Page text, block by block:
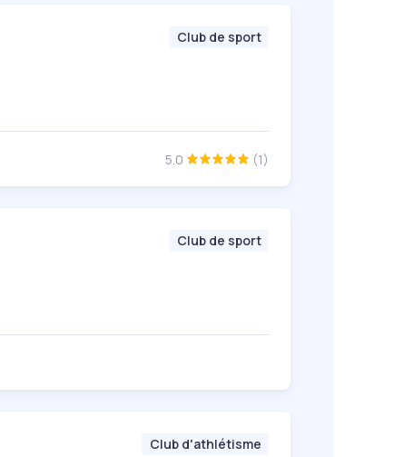
Club de sport
5.0 (1)
Club de sport
Club d'athlétisme